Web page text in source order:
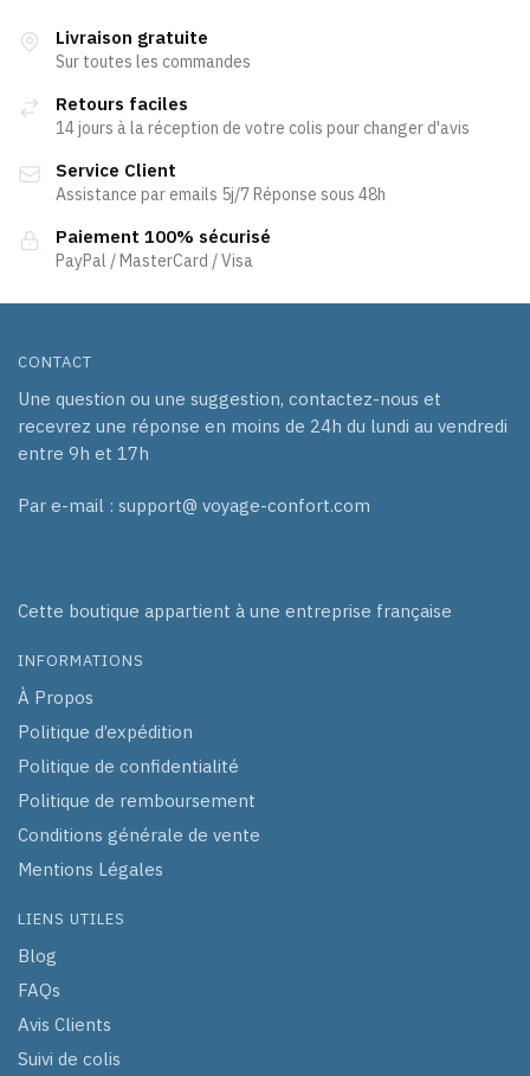
Livraison gratuite
Sur toutes les commandes
Retours faciles
14 jours à la réception de votre colis pour changer d'avis
Service Client
Assistance par emails 5j/7 Réponse sous 48h
Paiement 100% sécurisé
PayPal / MasterCard / Visa
CONTACT
Une question ou une suggestion, contactez-nous et
recevrez une réponse en moins de 24h du lundi au vendredi
entre 9h et 17h
Par e-mail : support@ voyage-confort.com
Cette boutique appartient à une entreprise française
INFORMATIONS
À Propos
Politique d’expédition
Politique de confidentialité
Politique de remboursement
Conditions générale de vente
Mentions Légales
LIENS UTILES
Blog
FAQs
Avis Clients
Suivi de colis